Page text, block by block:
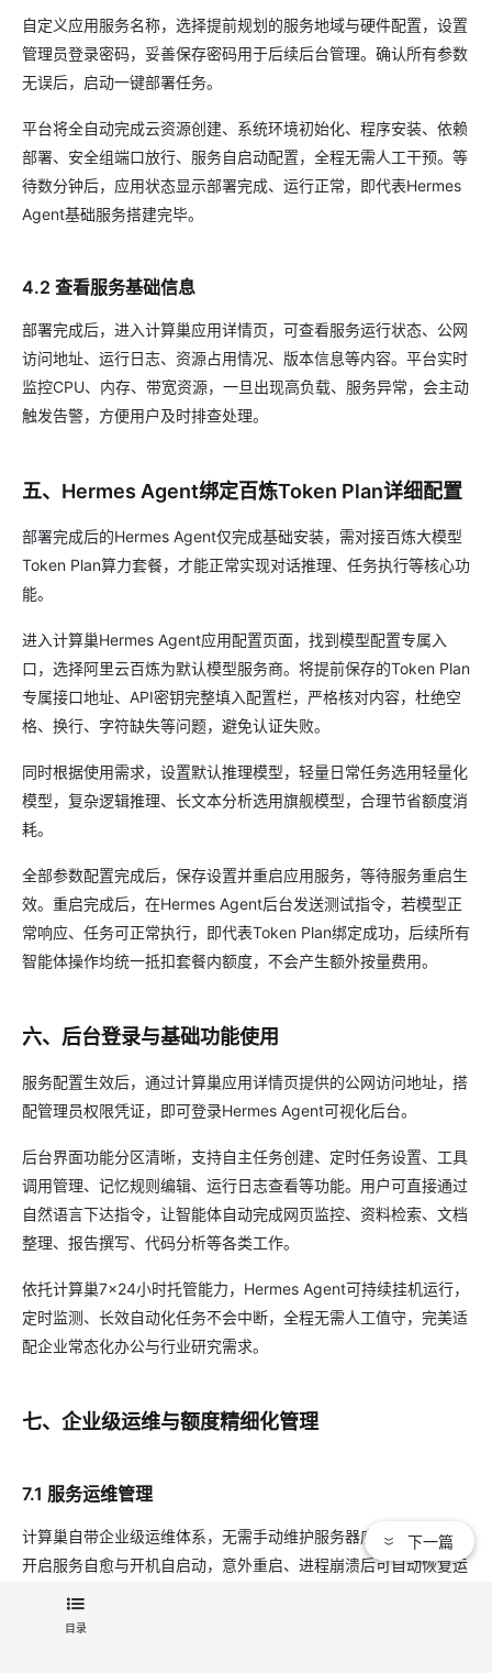
自定义应用服务名称，选择提前规划的服务地域与硬件配置，设置
管理员登录密码，妥善保存密码用于后续后台管理。确认所有参数
无误后，启动一键部署任务。
平台将全自动完成云资源创建、系统环境初始化、程序安装、依赖
部署、安全组端口放行、服务自启动配置，全程无需人工干预。等
待数分钟后，应用状态显示部署完成、运行正常，即代表Hermes
Agent基础服务搭建完毕。
4.2 查看服务基础信息
部署完成后，进入计算巢应用详情页，可查看服务运行状态、公网
访问地址、运行日志、资源占用情况、版本信息等内容。平台实时
监控CPU、内存、带宽资源，一旦出现高负载、服务异常，会主动
触发告警，方便用户及时排查处理。
五、Hermes Agent绑定百炼Token Plan详细配置
部署完成后的Hermes Agent仅完成基础安装，需对接百炼大模型
Token Plan算力套餐，才能正常实现对话推理、任务执行等核心功
能。
进入计算巢Hermes Agent应用配置页面，找到模型配置专属入
口，选择阿里云百炼为默认模型服务商。将提前保存的Token Plan
专属接口地址、API密钥完整填入配置栏，严格核对内容，杜绝空
格、换行、字符缺失等问题，避免认证失败。
同时根据使用需求，设置默认推理模型，轻量日常任务选用轻量化
模型，复杂逻辑推理、长文本分析选用旗舰模型，合理节省额度消
耗。
全部参数配置完成后，保存设置并重启应用服务，等待服务重启生
效。重启完成后，在Hermes Agent后台发送测试指令，若模型正
常响应、任务可正常执行，即代表Token Plan绑定成功，后续所有
智能体操作均统一抵扣套餐内额度，不会产生额外按量费用。
六、后台登录与基础功能使用
服务配置生效后，通过计算巢应用详情页提供的公网访问地址，搭
配管理员权限凭证，即可登录Hermes Agent可视化后台。
后台界面功能分区清晰，支持自主任务创建、定时任务设置、工具
调用管理、记忆规则编辑、运行日志查看等功能。用户可直接通过
自然语言下达指令，让智能体自动完成网页监控、资料检索、文档
整理、报告撰写、代码分析等各类工作。
依托计算巢7×24小时托管能力，Hermes Agent可持续挂机运行，
定时监测、长效自动化任务不会中断，全程无需人工值守，完美适
配企业常态化办公与行业研究需求。
七、企业级运维与额度精细化管理
7.1 服务运维管理
计算巢自带企业级运维体系，无需手动维护服务器底层。平台默认
开启服务自愈与开机自启动，意外重启、进程崩溃后可自动恢复运
行，保障服务持续在线。
用户可通过后台实时查看运行日志、资源占用数据，快速定位异常
目录
下一篇